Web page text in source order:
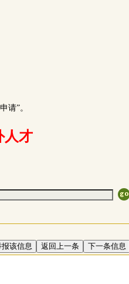
请”。
人才